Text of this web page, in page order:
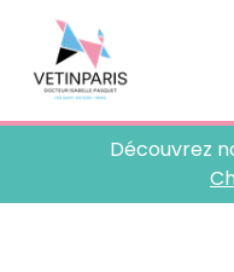
Découvrez